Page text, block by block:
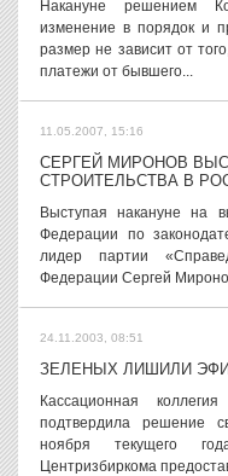
Накануне решением
изменение в порядок и
размер не зависит от
платежи от бывшего...
11.05.2007, 15:16
СЕРГЕЙ МИРОНОВ
СТРОИТЕЛЬСТВА В
Выступая накануне на
Федерации по
лидер партии
Федерации Сергей
24.11.2003, 08:51
ЗЕЛЕНЫХ ЛИШИЛИ
Кассационная
подтвердила решение
ноября текущего
Центризбиркома